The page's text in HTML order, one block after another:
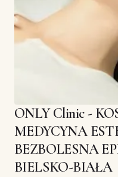
ONLY Clinic -
MEDYCYNA
BEZBOLESNA
BIELSKO-BIAŁA